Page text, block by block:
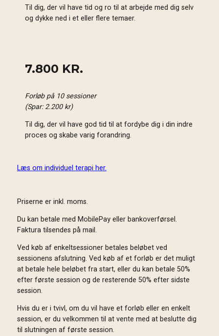
Til dig, der vil have tid og ro til at arbejde med dig selv
og dykke ned i et eller flere temaer.
7.800 KR.
Forløb på 10 sessioner
(Spar: 2.200 kr)
Til dig, der vil have god tid til at fordybe dig i din indre
proces og skabe varig forandring.
Læs om individuel terapi her.
Priserne er inkl. moms.
Du kan betale med MobilePay eller bankoverførsel.
Faktura tilsendes på mail.
Ved køb af enkeltsessioner betales beløbet ved
sessionens afslutning. Ved køb af et forløb er det muligt
at betale hele beløbet fra start, eller du kan betale 50%
efter første session og de resterende 50% efter sidste
session.
Hvis du er i tvivl, om du vil have et forløb eller en enkelt
session, er du velkommen til at vente med at beslutte dig
til slutningen af første session.